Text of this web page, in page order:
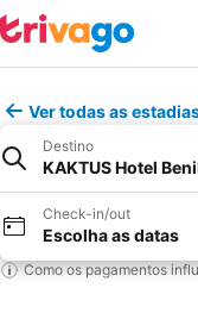
Ver todas as
Destino
KAKTUS Hotel
Check-in/out
Escolha as datas
Como os pagamentos